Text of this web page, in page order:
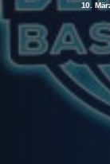
10.